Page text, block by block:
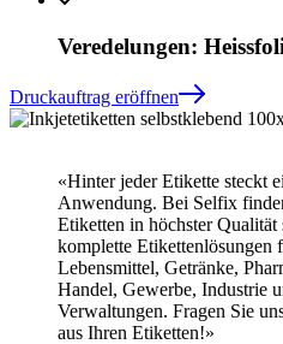
Veredelungen:
Druckauftrag eröffnen
«Hinter jeder Etikette steckt
Anwendung. Bei Selfix
Etiketten in höchster
komplette Etikettenlösungen
Lebensmittel, Getränke,
Handel, Gewerbe, Industrie
Verwaltungen. Fragen Sie
aus Ihren Etiketten!»